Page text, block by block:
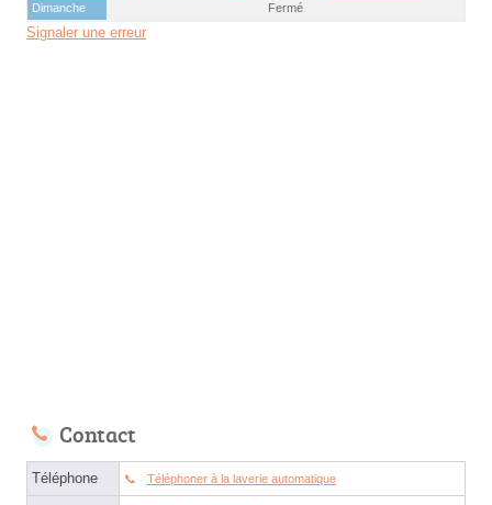
Dimanche
Fermé
Signaler une erreur
Contact
Téléphone Téléphoner à la laverie automatique